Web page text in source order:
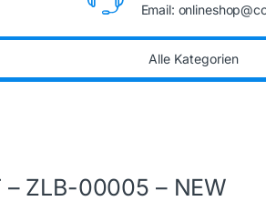
Email:
– ZLB-00005 – NEW